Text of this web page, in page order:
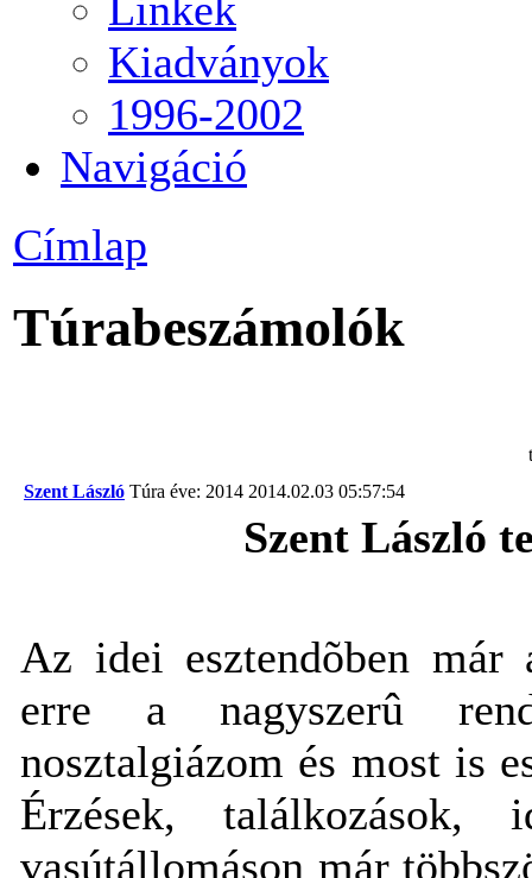
Kiadványok
1996-2002
Navigáció
Címlap
Túrabeszámolók
Szent László Túra éve: 2014 2014.02.03 05:57:54
Szent László
Az idei esztendõben
erre a nagyszerû
nosztalgiázom és most is
Érzések, találkozások,
vasútállomáson már